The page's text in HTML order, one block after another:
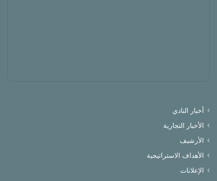
أخبار النادي
الأخبار التجارية
الأرشيف
الأهداف الاستراتيجية
الإعلانات